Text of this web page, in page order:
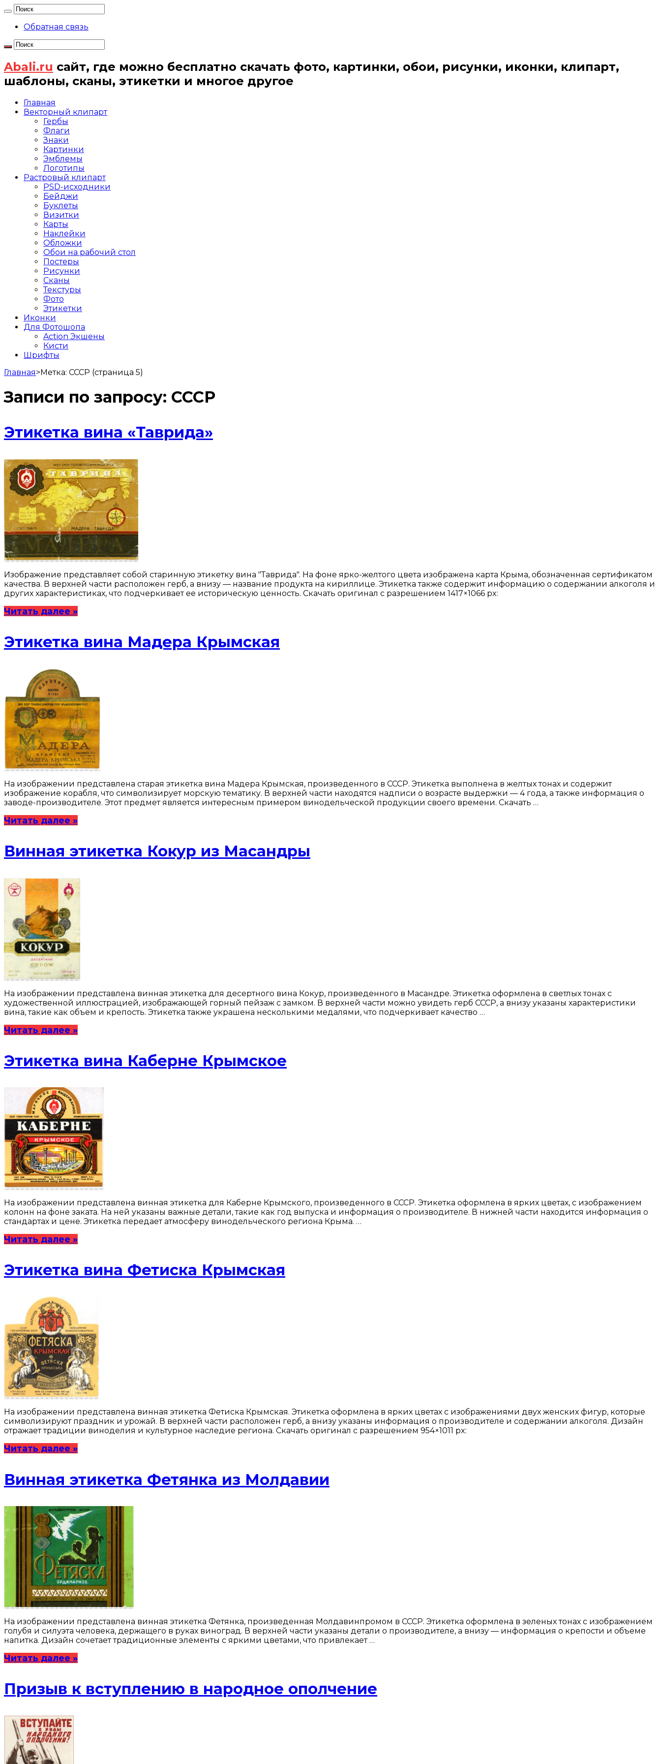
Обратная связь
Abali.ru сайт, где можно бесплатно скачать фото, картинки, обои, рисунки, иконки, клипарт,
шаблоны, сканы, этикетки и многое другое
Главная
Векторный клипарт
Гербы
Флаги
Знаки
Картинки
Эмблемы
Логотипы
Растровый клипарт
PSD-исходники
Бейджи
Буклеты
Визитки
Карты
Наклейки
Обложки
Обои на рабочий стол
Постеры
Рисунки
Сканы
Текстуры
Фото
Этикетки
Иконки
Для Фотошопа
Action Экшены
Кисти
Шрифты
Главная>Метка: СССР (страница 5)
Записи по запросу: СССР
Этикетка вина «Таврида»
Изображение представляет собой старинную этикетку вина "Таврида". На фоне ярко-желтого цвета изображена карта Крыма, обозначенная сертификатом
качества. В верхней части расположен герб, а внизу — название продукта на кириллице. Этикетка также содержит информацию о содержании алкоголя и
других характеристиках, что подчеркивает ее историческую ценность. Скачать оригинал с разрешением 1417×1066 px:
Читать далее »
Этикетка вина Мадера Крымская
На изображении представлена старая этикетка вина Мадера Крымская, произведенного в СССР. Этикетка выполнена в желтых тонах и содержит
изображение корабля, что символизирует морскую тематику. В верхней части находятся надписи о возрасте выдержки — 4 года, а также информация о
заводе-производителе. Этот предмет является интересным примером винодельческой продукции своего времени. Скачать …
Читать далее »
Винная этикетка Кокур из Масандры
На изображении представлена винная этикетка для десертного вина Кокур, произведенного в Масандре. Этикетка оформлена в светлых тонах с
художественной иллюстрацией, изображающей горный пейзаж с замком. В верхней части можно увидеть герб СССР, а внизу указаны характеристики
вина, такие как объем и крепость. Этикетка также украшена несколькими медалями, что подчеркивает качество …
Читать далее »
Этикетка вина Каберне Крымское
На изображении представлена винная этикетка для Каберне Крымского, произведенного в СССР. Этикетка оформлена в ярких цветах, с изображением
колонн на фоне заката. На ней указаны важные детали, такие как год выпуска и информация о производителе. В нижней части находится информация о
стандартах и цене. Этикетка передает атмосферу винодельческого региона Крыма. …
Читать далее »
Этикетка вина Фетиска Крымская
На изображении представлена винная этикетка Фетиска Крымская. Этикетка оформлена в ярких цветах с изображениями двух женских фигур, которые
символизируют праздник и урожай. В верхней части расположен герб, а внизу указаны информация о производителе и содержании алкоголя. Дизайн
отражает традиции виноделия и культурное наследие региона. Скачать оригинал с разрешением 954×1011 px:
Читать далее »
Винная этикетка Фетянка из Молдавии
На изображении представлена винная этикетка Фетянка, произведенная Молдавинпромом в СССР. Этикетка оформлена в зеленых тонах с изображением
голубя и силуэта человека, держащего в руках виноград. В верхней части указаны детали о производителе, а внизу — информация о крепости и объеме
напитка. Дизайн сочетает традиционные элементы с яркими цветами, что привлекает …
Читать далее »
Призыв к вступлению в народное ополчение